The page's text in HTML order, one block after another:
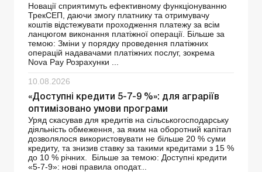
Новації сприятимуть ефективному функціонуванню
ТрекСЕП, даючи змогу платнику та отримувачу
коштів відстежувати проходження платежу за всім
ланцюгом виконання платіжної операції. Більше за
темою: Зміни у порядку проведення платіжних
операцій надавачами платіжних послуг, зокрема
Nova Pay Розрахунки ...
10.08.2026
«Доступні кредити 5-7-9 %»: для аграріїв
оптимізовано умови програми
Уряд скасував для кредитів на сільськогосподарську
діяльність обмеження, за яким на оборотний капітал
дозволялося використовувати не більше 20 % суми
кредиту, та знизив ставку за такими кредитами з 15 %
до 10 % річних. Більше за темою: Доступні кредити
«5-7-9»: нові правила оподат...